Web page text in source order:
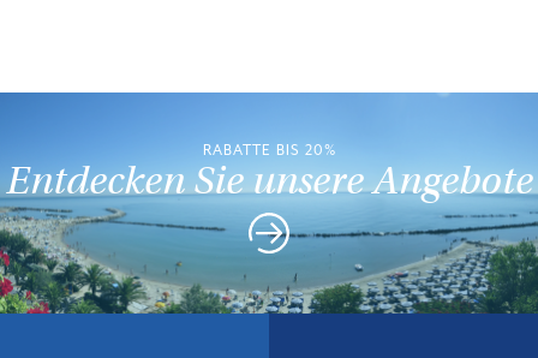
RABATTE BIS 20%
Entdecken Sie unsere Angebote